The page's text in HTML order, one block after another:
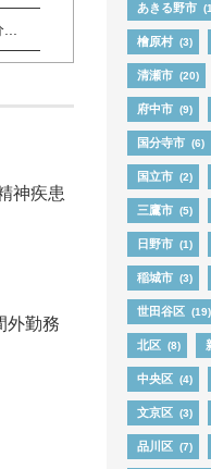
神疾患
外勤務
あきる野市
檜原村 (3)
清瀬市 (20)
府中市 (9)
国分寺市 (6)
国立市 (2)
三鷹市 (5)
日野市 (1)
稲城市 (3)
世田谷区 (19)
北区 (8)
中央区 (4)
文京区 (3)
品川区 (7)